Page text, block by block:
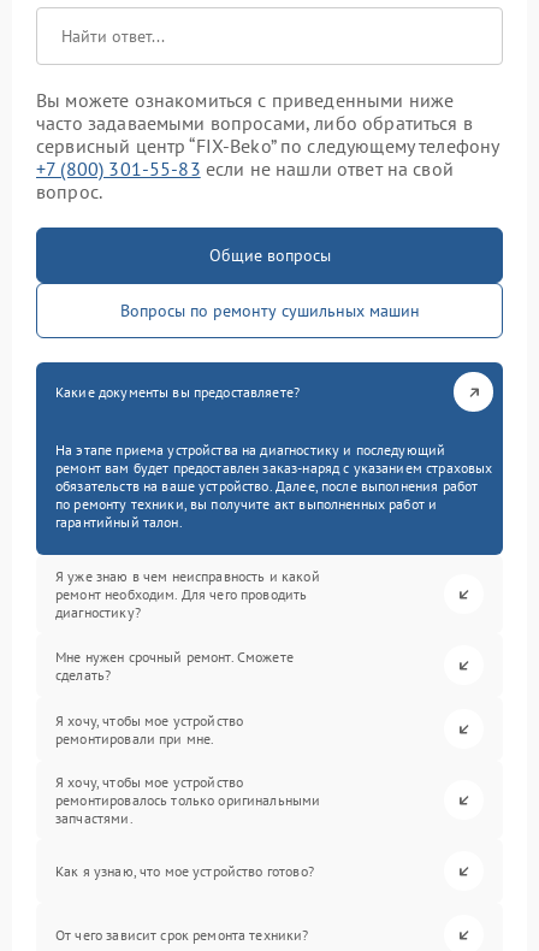
Вы можете ознакомиться с приведенными ниже
часто задаваемыми вопросами, либо обратиться в
сервисный центр “FIX-Beko” по следующему телефону
+7 (800) 301-55-83 если не нашли ответ на свой
вопрос.
Общие вопросы
Вопросы по ремонту сушильных машин
Какие документы вы предоставляете?
На этапе приема устройства на диагностику и последующий
ремонт вам будет предоставлен заказ-наряд с указанием страховых
обязательств на ваше устройство. Далее, после выполнения работ
по ремонту техники, вы получите акт выполненных работ и
гарантийный талон.
Я уже знаю в чем неисправность и какой
ремонт необходим. Для чего проводить
диагностику?
Мне нужен срочный ремонт. Сможете
сделать?
Я хочу, чтобы мое устройство
ремонтировали при мне.
Я хочу, чтобы мое устройство
ремонтировалось только оригинальными
запчастями.
Как я узнаю, что мое устройство готово?
От чего зависит срок ремонта техники?